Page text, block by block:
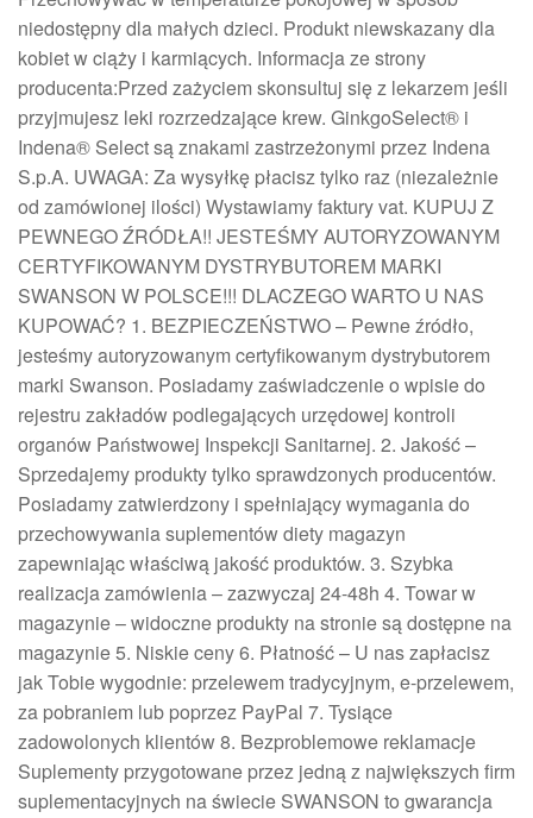
niedostępny dla małych dzieci. Produkt niewskazany dla
kobiet w ciąży i karmiących. Informacja ze strony
producenta:Przed zażyciem skonsultuj się z lekarzem jeśli
przyjmujesz leki rozrzedzające krew. GinkgoSelect® i
Indena® Select są znakami zastrzeżonymi przez Indena
S.p.A. UWAGA: Za wysyłkę płacisz tylko raz (niezależnie
od zamówionej ilości) Wystawiamy faktury vat. KUPUJ Z
PEWNEGO ŹRÓDŁA!! JESTEŚMY AUTORYZOWANYM
CERTYFIKOWANYM DYSTRYBUTOREM MARKI
SWANSON W POLSCE!!! DLACZEGO WARTO U NAS
KUPOWAĆ? 1. BEZPIECZEŃSTWO – Pewne źródło,
jesteśmy autoryzowanym certyfikowanym dystrybutorem
marki Swanson. Posiadamy zaświadczenie o wpisie do
rejestru zakładów podlegających urzędowej kontroli
organów Państwowej Inspekcji Sanitarnej. 2. Jakość –
Sprzedajemy produkty tylko sprawdzonych producentów.
Posiadamy zatwierdzony i spełniający wymagania do
przechowywania suplementów diety magazyn
zapewniając właściwą jakość produktów. 3. Szybka
realizacja zamówienia – zazwyczaj 24-48h 4. Towar w
magazynie – widoczne produkty na stronie są dostępne na
magazynie 5. Niskie ceny 6. Płatność – U nas zapłacisz
jak Tobie wygodnie: przelewem tradycyjnym, e-przelewem,
za pobraniem lub poprzez PayPal 7. Tysiące
zadowolonych klientów 8. Bezproblemowe reklamacje
Suplementy przygotowane przez jedną z największych firm
suplementacyjnych na świecie SWANSON to gwarancja